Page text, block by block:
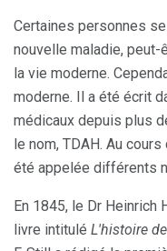
Certaines personnes
nouvelle maladie, peut-
la vie moderne.
moderne. Il a été écrit
médicaux depuis plus
le nom, TDAH. Au
été appelée différents
En 1845, le Dr Heinrich
livre intitulé L'histoire